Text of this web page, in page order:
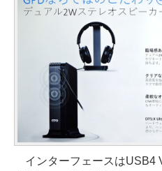
インターフェースはUSB4